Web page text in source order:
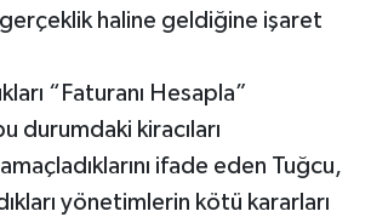
gerçeklik haline geldiğine işaret
“Faturanı Hesapla”
durumdaki kiracıları
ifade eden Tuğcu,
yönetimlerin kötü kararları